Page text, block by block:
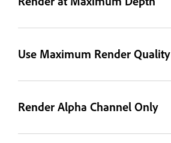
Use Maximum Render Quality
Render Alpha Channel Only